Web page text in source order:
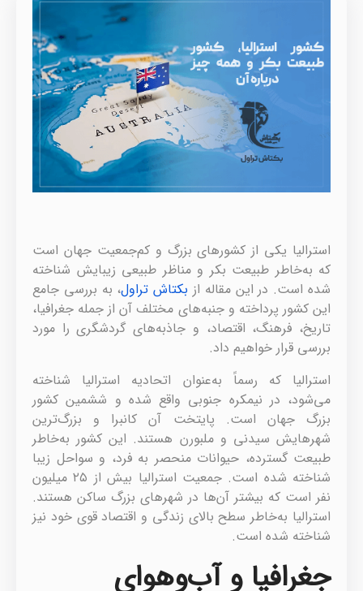
استرالیا یکی از کشورهای بزرگ و کم‌جمعیت جهان است
که به‌خاطر طبیعت بکر و مناظر طبیعی زیبایش شناخته
شده است. در این مقاله از بکتاش تراول، به بررسی جامع
این کشور پرداخته و جنبه‌های مختلف آن از جمله جغرافیا،
تاریخ، فرهنگ، اقتصاد، و جاذبه‌های گردشگری را مورد
بررسی قرار خواهیم داد.
استرالیا که رسماً به‌عنوان اتحادیه استرالیا شناخته
می‌شود، در نیمکره جنوبی واقع شده و ششمین کشور
بزرگ جهان است. پایتخت آن کانبرا و بزرگ‌ترین
شهرهایش سیدنی و ملبورن هستند. این کشور به‌خاطر
طبیعت گسترده، حیوانات منحصر به فرد، و سواحل زیبا
شناخته شده است. جمعیت استرالیا بیش از ۲۵ میلیون
نفر است که بیشتر آن‌ها در شهرهای بزرگ ساکن هستند.
استرالیا به‌خاطر سطح بالای زندگی و اقتصاد قوی خود نیز
شناخته شده است.
جغرافیا و آب‌وهوای